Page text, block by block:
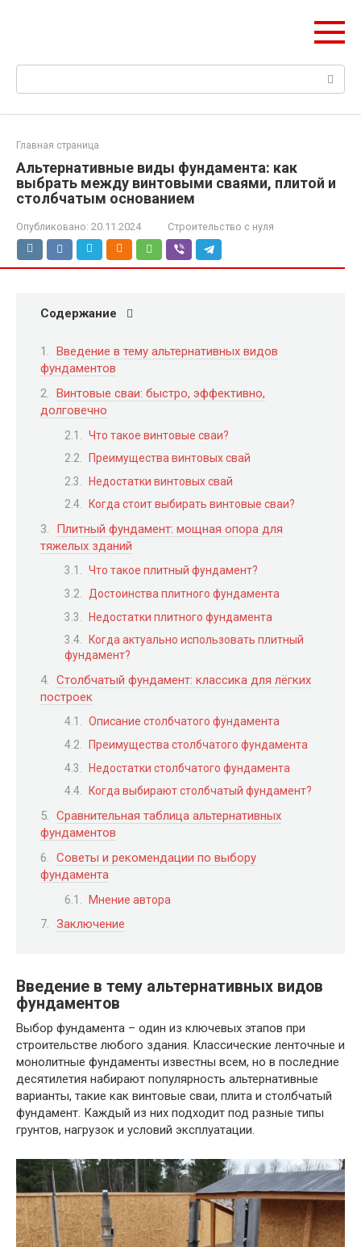
Поиск:
Главная страница
Альтернативные виды фундамента: как
выбрать между винтовыми сваями, плитой и
столбчатым основанием
Опубликовано: 20.11.2024 Строительство с нуля
Содержание
Введение в тему альтернативных видов
фундаментов
Винтовые сваи: быстро, эффективно,
долговечно
Что такое винтовые сваи?
Преимущества винтовых свай
Недостатки винтовых свай
Когда стоит выбирать винтовые сваи?
Плитный фундамент: мощная опора для
тяжелых зданий
Что такое плитный фундамент?
Достоинства плитного фундамента
Недостатки плитного фундамента
Когда актуально использовать плитный
фундамент?
Столбчатый фундамент: классика для лёгких
построек
Описание столбчатого фундамента
Преимущества столбчатого фундамента
Недостатки столбчатого фундамента
Когда выбирают столбчатый фундамент?
Сравнительная таблица альтернативных
фундаментов
Советы и рекомендации по выбору
фундамента
Мнение автора
Заключение
Введение в тему альтернативных видов
фундаментов
Выбор фундамента – один из ключевых этапов при
строительстве любого здания. Классические ленточные и
монолитные фундаменты известны всем, но в последние
десятилетия набирают популярность альтернативные
варианты, такие как винтовые сваи, плита и столбчатый
фундамент. Каждый из них подходит под разные типы
грунтов, нагрузок и условий эксплуатации.